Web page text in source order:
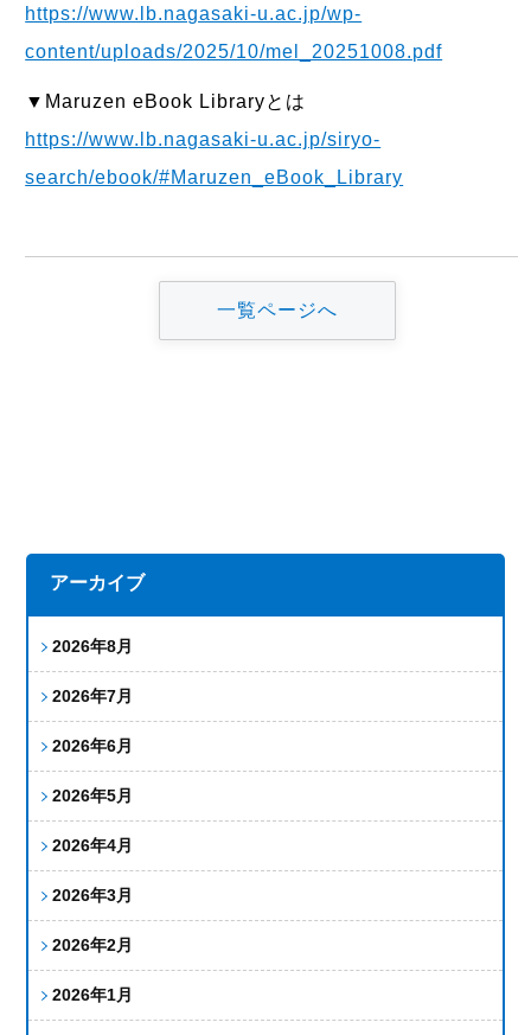
アーカイブ
2026年8月
2026年7月
2026年6月
2026年5月
2026年4月
2026年3月
2026年2月
2026年1月
https://www.lb.nagasaki-u.ac.jp/wp-
content/uploads/2025/10/mel_20251008.pdf
▼Maruzen eBook Libraryとは
https://www.lb.nagasaki-u.ac.jp/siryo-
search/ebook/#Maruzen_eBook_Library
一覧ページへ